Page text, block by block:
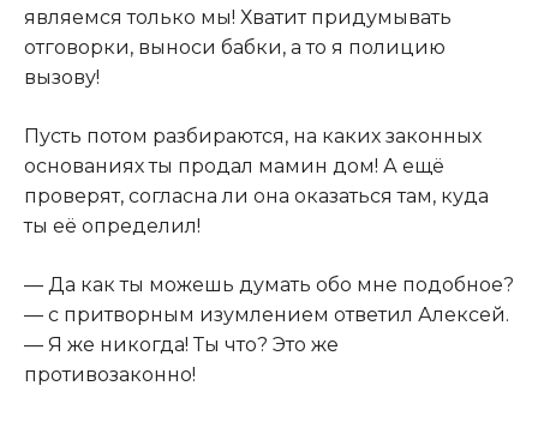
являемся только мы! Хватит придумывать
отговорки, выноси бабки, а то я полицию
вызову!
Пусть потом разбираются, на каких законных
основаниях ты продал мамин дом! А ещё
проверят, согласна ли она оказаться там, куда
ты её определил!
— Да как ты можешь думать обо мне подобное?
— с притворным изумлением ответил Алексей.
— Я же никогда! Ты что? Это же
противозаконно!